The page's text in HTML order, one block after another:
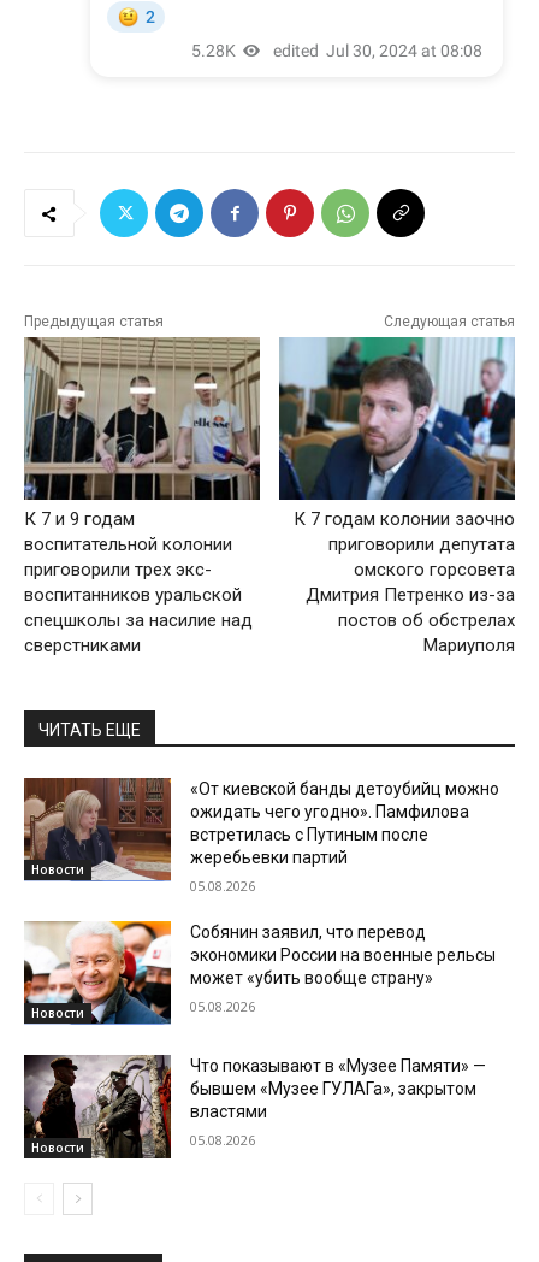
Предыдущая статья
К 7 и 9 годам
воспитательной колонии
приговорили трех экс-
воспитанников уральской
спецшколы за насилие над
сверстниками
Следующая статья
К 7 годам колонии заочно
приговорили депутата
омского горсовета
Дмитрия Петренко из-за
постов об обстрелах
Мариуполя
ЧИТАТЬ ЕЩЕ
Новости
«От киевской банды детоубийц можно
ожидать чего угодно». Памфилова
встретилась с Путиным после
жеребьевки партий
05.08.2026
Новости
Собянин заявил, что перевод
экономики России на военные рельсы
может «убить вообще страну»
05.08.2026
Новости
Что показывают в «Музее Памяти» —
бывшем «Музее ГУЛАГа», закрытом
властями
05.08.2026